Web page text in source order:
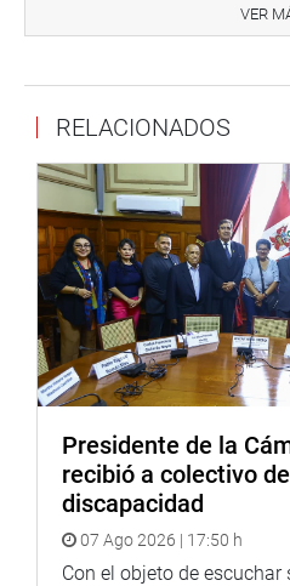
VER
RELACIONADOS
Presidente de la
recibió a colectivo
discapacidad
07 Ago 2026 | 17:50 h
Con el objeto de